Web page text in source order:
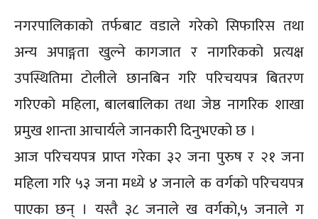
नगरपालिकाको तर्फबाट वडाले गरेको सिफारिस तथा
अन्य अपाङ्गता खुल्ने कागजात र नागरिकको प्रत्यक्ष
उपस्थितिमा टोलीले छानबिन गरि परिचयपत्र बितरण
गरिएको महिला, बालबालिका तथा जेष्ठ नागरिक शाखा
प्रमुख शान्ता आचार्यले जानकारी दिनुभएको छ ।
आज परिचयपत्र प्राप्त गरेका ३२ जना पुरुष र २१ जना
महिला गरि ५३ जना मध्ये ४ जनाले क वर्गको परिचयपत्र
पाएका छन् । यस्तै ३८ जनाले ख वर्गको,५ जनाले ग